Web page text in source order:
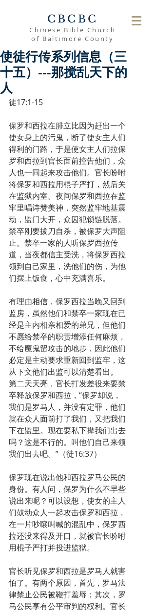
CBCBC
Chinese Bible Church
of Baltimore County
使徒行传系列信息（三
十五）---那搅乱天下的
人
徒17:1-15
保罗和西拉在腓立比因为赶出一个
使女身上的污鬼，断了使女主人们
得利的门路，于是使女主人们拉保
罗和西拉到官长面前控告他们，众
人也一同起来攻击他们。官长吩咐
将保罗和西拉用棍子严打，然后关
在监狱内室。夜间保罗和西拉在监
牢里唱诗赞美神，突然监牢地基震
动，监门大开，众囚犯锁链脱落。
禁卒刚要拔刀自杀，被保罗大声阻
止。禁卒一家的人听保罗西拉传
道，当夜都信主受洗，将保罗西拉
领到自己家里，洗他们的伤，为他
们摆上饭食，心中充满喜乐。
有理由相信，保罗西拉当晚又回到
监房，虽然他们和禁卒一家现在已
经是主内相亲相爱的弟兄，但他们
不愿给禁卒的职责增添任何麻烦，
不给魔鬼留攻击的地步，因此他们
必定是主动要求重新回到监牢，这
从下文他们出监可以清楚看出。
第二天天亮，官长打发差役来要禁
卒释放保罗和西拉，“保罗却说，
我们是罗马人，并没有定罪，他们
就在众人面前打了我们，又把我们
下在监里。现在要私下撵我们出去
吗？这是不行的。叫他们自己来领
我们出去吧。”（徒16:37）
保罗现在说出他和西拉罗马公民的
身份。有人问，保罗为什么不早些
说出来呢？可以设想，使女的主人
们鼓动众人一起攻击保罗和西拉，
在一片吵嚷叫喊的混乱中，保罗西
拉还没来得及开口，就被官长吩咐
用棍子严打并投进监狱。
官长听见保罗和西拉是罗马人就害
怕了。有两个原因，首先，罗马法
律禁止公民被鞭打羞辱；其次，罗
马公民享有公平审判的权利。官长